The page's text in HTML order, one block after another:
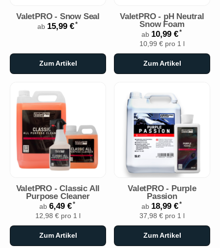
ValetPRO - Snow Seal
ab 15,99 €*
Zum Artikel
ValetPRO - pH Neutral
Snow Foam
ab 10,99 €*
10,99 € pro 1 l
Zum Artikel
ValetPRO - Classic All
Purpose Cleaner
ab 6,49 €*
12,98 € pro 1 l
Zum Artikel
ValetPRO - Purple
Passion
ab 18,99 €*
37,98 € pro 1 l
Zum Artikel